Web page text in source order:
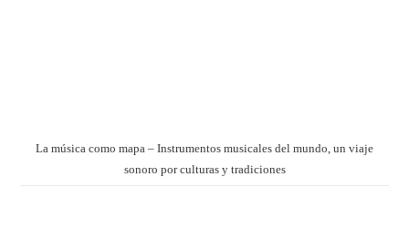
La música como mapa – Instrumentos musicales del mundo, un viaje
sonoro por culturas y tradiciones